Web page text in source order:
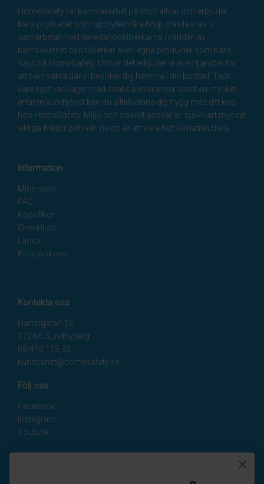
HomeSafety tar barnsäkerhet på stort allvar och erbjuder
bara produkter som uppfyller våra högt ställda krav. Vi
samarbetar med de ledande tillverkarna i världen av
barnsäkerhet och tillverkar även egna produkter som bara
säljs på HomeSafety. Utöver det erbjuder vi även tjänster för
att barnsäkra där vi besöker dig hemma i din bostad. Tack
vare eget varulager med snabba leveranser samt en mycket
erfaren kundtjänst kan du alltid känna dig trygg med ditt köp
hos HomeSafety. Miljö och socialt ansvar är självklart mycket
viktiga frågor och vår vision är att vara helt klimatneutrala.
Information
Mina sidor
FAQ
Köpvillkor
Checklista
Länkar
Kontakta oss
Kontakta oss
Hamngatan 19
172 66 Sundbyberg
08-410 115 30
kundtjanst@homesafety.se
Följ oss
Facebook
Instagram
Youtube